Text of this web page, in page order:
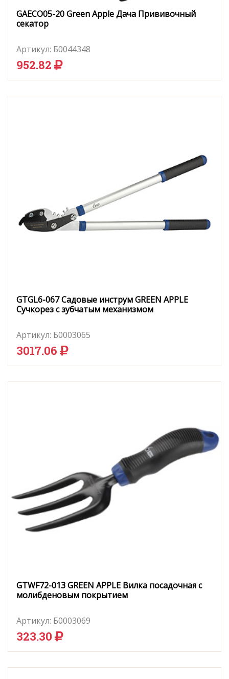
GAECO05-20 Green Apple Дача Прививочный
секатор
Артикул: Б0044348
952.82
GTGL6-067 Садовые инструм GREEN APPLE
Сучкорез с зубчатым механизмом
Артикул: Б0003065
3017.06
GTWF72-013 GREEN APPLE Вилка посадочная с
молибденовым покрытием
Артикул: Б0003069
323.30